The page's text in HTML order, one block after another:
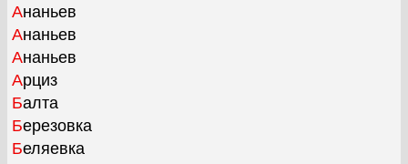
Ананьев
Ананьев
Ананьев
Арциз
Балта
Березовка
Беляевка